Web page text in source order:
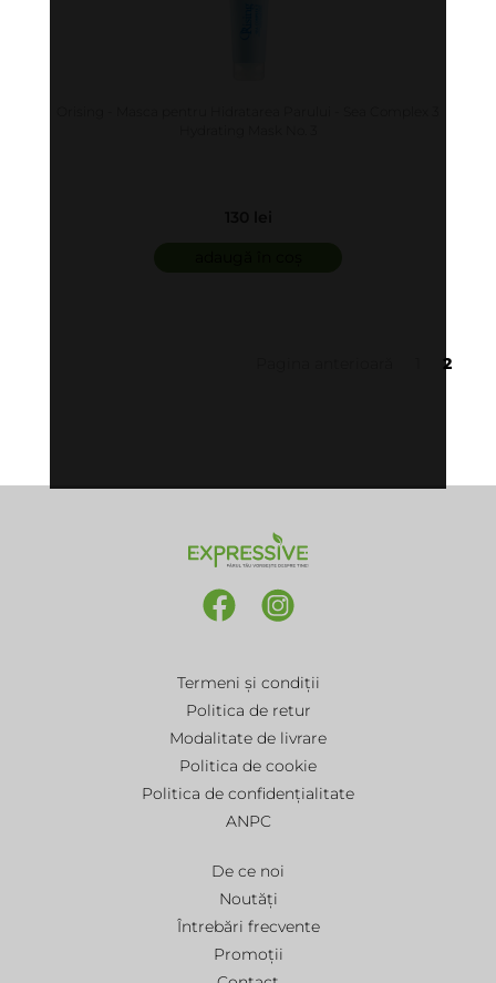
2
Termeni și condiții
Politica de retur
Modalitate de livrare
Politica de cookie
Politica de confidențialitate
ANPC
De ce noi
Noutăți
Întrebări frecvente
Promoții